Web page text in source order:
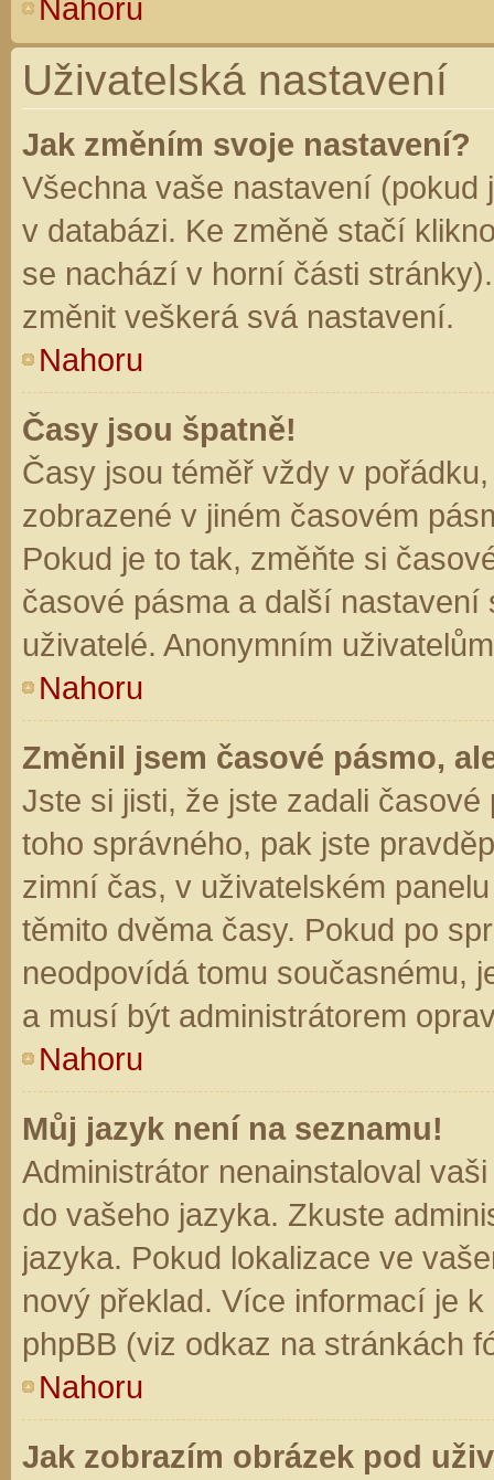
Nahoru
Uživatelská nastavení
Jak změním svoje nastavení?
Všechna vaše nastavení (pokud
v databázi. Ke změně stačí
se nachází v horní části
změnit veškerá svá nastavení.
Nahoru
Časy jsou špatně!
Časy jsou téměř vždy v
zobrazené v jiném časovém
Pokud je to tak, změňte si
časové pásma a další
uživatelé. Anonymním
Nahoru
Změnil jsem časové pásmo,
Jste si jisti, že jste zadali
toho správného, pak jste
zimní čas, v uživatelském
těmito dvěma časy. Pokud po
neodpovídá tomu současnému,
a musí být administrátorem
Nahoru
Můj jazyk není na seznamu!
Administrátor nenainstaloval
do vašeho jazyka. Zkuste
jazyka. Pokud lokalizace ve
nový překlad. Více informací je
phpBB (viz odkaz na stránkách
Nahoru
Jak zobrazím obrázek pod